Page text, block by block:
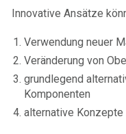
Innovative Ansätze
Verwendung neuer
Veränderung von
grundlegend
Komponenten
alternative